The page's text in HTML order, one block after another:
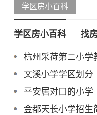
学区房小百科
学区房小百科 找
杭州采荷第二小学
文溪小学学区划分
平安居对口的小学
金都天长小学招生